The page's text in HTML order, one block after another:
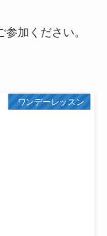
加ください。
ワンデーレッスン